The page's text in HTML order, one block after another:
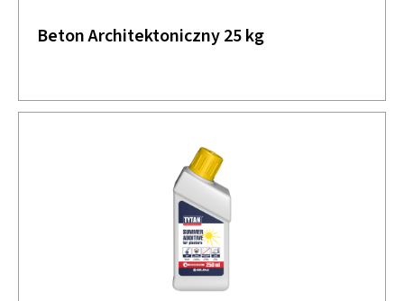
Beton Architektoniczny 25 kg